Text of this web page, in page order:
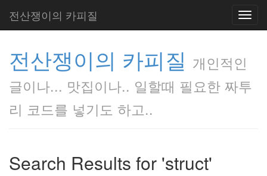
전산쟁이의 카피질
전산쟁이의 카피질 개인적인
글이나... 맛집이나.. 일할때 필요한 짜투
리 코드를 넣기도 하고..
Search Results for 'struct'